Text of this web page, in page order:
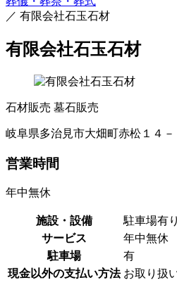
／ 有限会社石玉石材
有限会社石玉石材
石材販売 墓石販売
岐阜県多治見市大畑町赤松１４－
営業時間
年中無休
施設・設備
駐車場有り
サービス
年中無休
駐車場
有
現金以外の支払い方法 お取り扱